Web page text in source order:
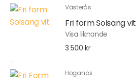
Västerås
Fri form Solsäng vit
Visa liknande
3 500 kr
Höganäs